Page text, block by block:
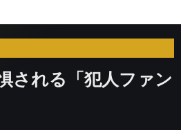
される「犯人ファン